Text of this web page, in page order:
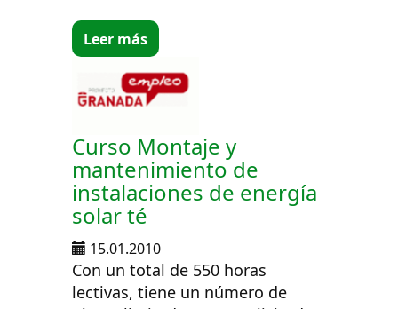
Leer más
Curso Montaje y
mantenimiento de
instalaciones de energía
solar té
15.01.2010
Con un total de 550 horas
lectivas, tiene un número de